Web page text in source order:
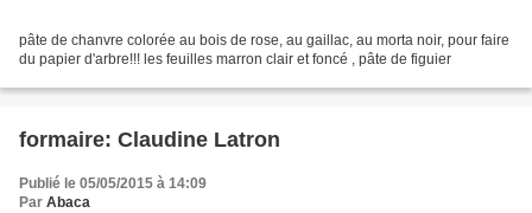
pâte de chanvre colorée au bois de rose, au gaillac, au morta noir, pour faire
du papier d'arbre!!! les feuilles marron clair et foncé , pâte de figuier
formaire: Claudine Latron
Publié le 05/05/2015 à 14:09
Par Abaca